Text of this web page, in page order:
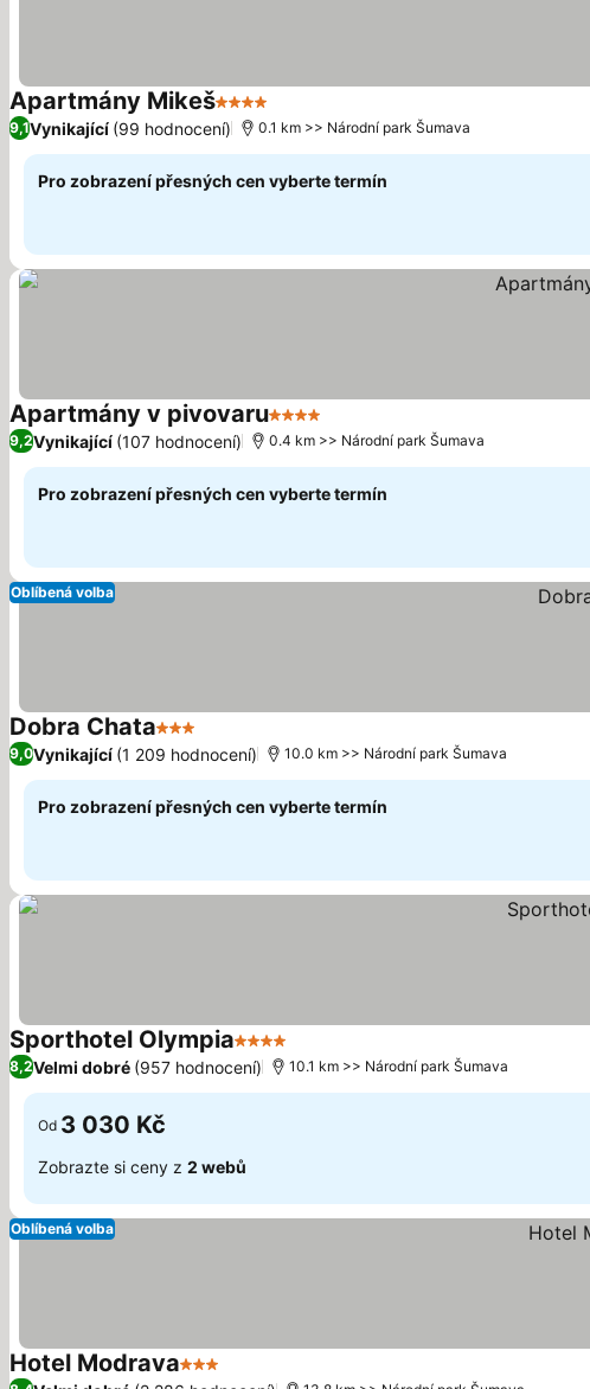
Apartmány Mikeš4 Počet hvězdiček
9,1Vynikající (99 hodnocení) 0.1 km >> Národní park Šumava
Pro zobrazení přesných cen vyberte termín
Apartmány v pivovaru4 Počet hvězdiček
9,2Vynikající (107 hodnocení) 0.4 km >> Národní park Šumava
Pro zobrazení přesných cen vyberte termín
Oblíbená volba
Dobra Chata3 Počet hvězdiček
9,0Vynikající (1 209 hodnocení) 10.0 km >> Národní park Šumava
Pro zobrazení přesných cen vyberte termín
Sporthotel Olympia4 Počet hvězdiček
8,2Velmi dobré (957 hodnocení) 10.1 km >> Národní park Šumava
Od 3 030 Kč
Zobrazte si ceny z 2 webů
Oblíbená volba
Hotel Modrava3 Počet hvězdiček